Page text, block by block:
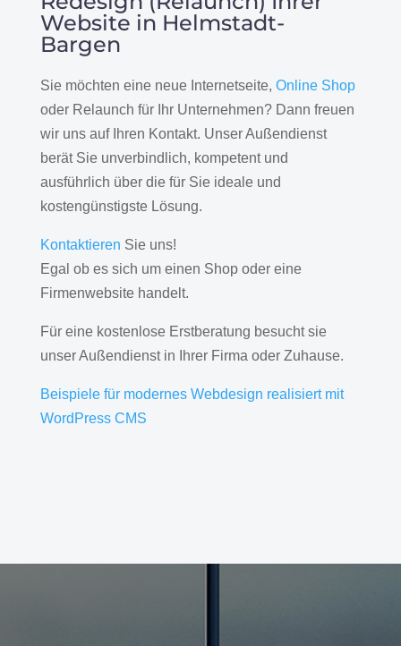
Website in Helmstadt-
Bargen
Sie möchten eine neue Internetseite, Online Shop
oder Relaunch für Ihr Unternehmen? Dann freuen
wir uns auf Ihren Kontakt. Unser Außendienst
berät Sie unverbindlich, kompetent und
ausführlich über die für Sie ideale und
kostengünstigste Lösung.
Kontaktieren Sie uns!
Egal ob es sich um einen Shop oder eine
Firmenwebsite handelt.
Für eine kostenlose Erstberatung besucht sie
unser Außendienst in Ihrer Firma oder Zuhause.
Beispiele für modernes Webdesign realisiert mit
WordPress CMS